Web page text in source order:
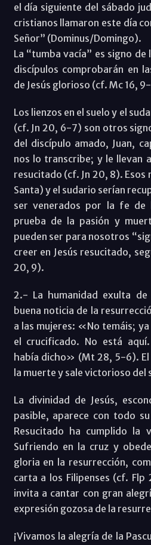
el día siguiente del sábado
cristianos llamaron este día
Señor” (Dominus/Domingo).
La “tumba vacía” es signo
discípulos comprobarán en
de Jesús glorioso (cf. Mc 16,
Los lienzos en el suelo y el
(cf. Jn 20, 6-7) son otros
del discípulo amado, Juan,
nos lo transcribe; y le llevan
resucitado (cf. Jn 20, 8). Esos
Santa) y el sudario serían
ser venerados por la fe de
prueba de la pasión y
pueden ser para nosotros
creer en Jesús resucitado,
20, 9).
2.- La humanidad exulta
buena noticia de la
a las mujeres: «No temáis; ya
el crucificado. No está
había dicho» (Mt 28, 5-6).
la muerte y sale victorioso del
La divinidad de Jesús,
pasible, aparece con todo
Resucitado ha cumplido la
Sufriendo en la cruz y
gloria en la resurrección,
carta a los Filipenses (cf. Flp
invita a cantar con gran
expresión gozosa de la
¡Vivamos la alegría de la